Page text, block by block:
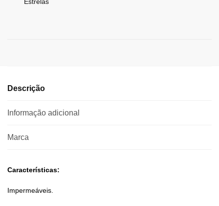
Estrelas
Descrição
Informação adicional
Marca
Características:
Impermeáveis.